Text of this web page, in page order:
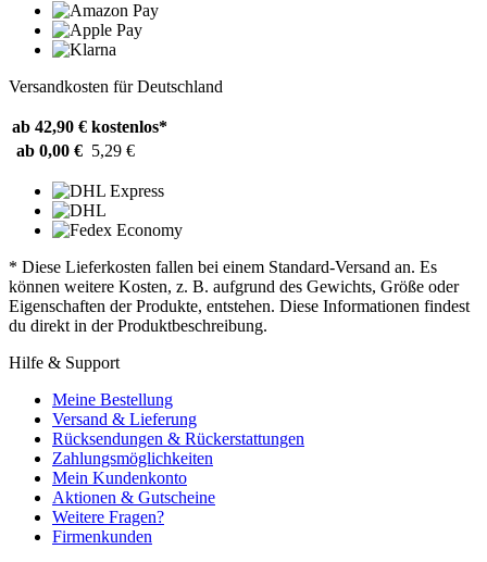
Versandkosten für Deutschland
ab 42,90 € kostenlos*
ab 0,00 € 5,29 €
* Diese Lieferkosten fallen bei einem Standard-Versand an. Es
können weitere Kosten, z. B. aufgrund des Gewichts, Größe oder
Eigenschaften der Produkte, entstehen. Diese Informationen findest
du direkt in der Produktbeschreibung.
Hilfe & Support
Meine Bestellung
Versand & Lieferung
Rücksendungen & Rückerstattungen
Zahlungsmöglichkeiten
Mein Kundenkonto
Aktionen & Gutscheine
Weitere Fragen?
Firmenkunden